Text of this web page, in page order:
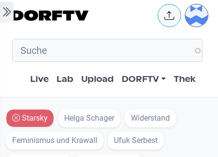
Skip to main content User
Hauptnavigation
Live Lab Upload DORFTV Thek
Starsky Helga Schager Widerstand
Feminismus und Krawall Ufuk Serbest